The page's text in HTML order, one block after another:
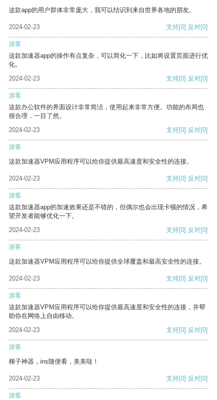
这款app的用户群体非常庞大，我可以结识到来自世界各地的朋友。
2024-02-23 支持[0] 反对[0]
游客
这款加速器app的操作有点复杂，可以简化一下，比如将设置页面进行优
化。
2024-02-23
支持[0] 反对[0]
游客
这款办公软件的界面设计非常简洁，使用起来非常方便。功能的布局也
很合理，一目了然。
2024-02-23
支持[0] 反对[0]
游客
这款加速器VPM应用程序可以给你提供最高速度和安全性的连接。
2024-02-23 支持[0] 反对[0]
游客
这款加速器app的加速效果还是不错的，但偶尔也会出现卡顿的情况，希
望开发者能够优化一下。
2024-02-23
支持[0] 反对[0]
游客
这款加速器VPM应用程序可以给你提供全球覆盖和最高安全性的连接。
2024-02-23 支持[0] 反对[0]
游客
这款加速器VPM应用程序可以给你提供最高速度和安全性的连接，并帮
助你在网络上自由移动。
2024-02-23
支持[0] 反对[0]
游客
梯子神器，ins随便看，美美哒！
2024-02-23 支持[0] 反对[0]
游客